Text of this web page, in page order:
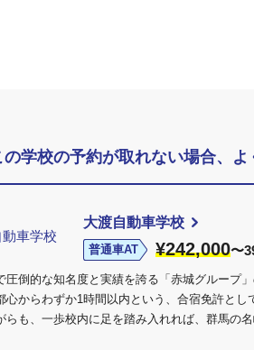
の学校の予約が取れない場合、
大渡自動車学校
普通車AT ¥242,000〜
圧倒的な知名度と実績を誇る「赤城グループ
心からわずか1時間以内という、合宿免許とし
らも、一歩校内に足を踏み入れれば、群馬の